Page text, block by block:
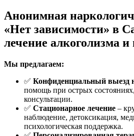
Анонимная
«Нет зависимости» в
лечение алкоголизма
Мы предлагаем:
✅ Конфиденциальный выезд
помощь при острых
консультации.
✅ Стационарное лечение –
наблюдение, детоксикация,
психологическая поддержка.